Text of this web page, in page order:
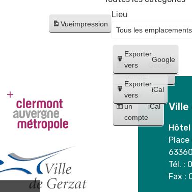
Vueimpression
Créer
un
compte
Google
Créer
un
compte
iCal
Exporter
vers
Google
Exporter
vers
iCal
Lieu
Ville
Hôtel
Tél. :
Fax :